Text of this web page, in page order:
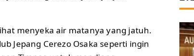
menyeka air matanya yang jatuh.
Jepang Cerezo Osaka seperti ingin